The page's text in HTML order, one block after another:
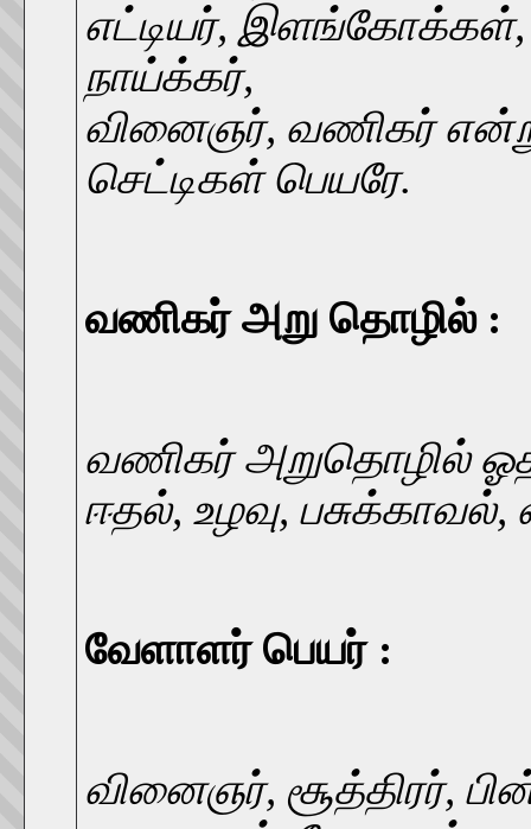
எட்டியர், இளங்கோக்கள்,
நாய்க்கர்,
வினைஞர், வணிகர்
செட்டிகள் பெயரே.
வணிகர் அறு தொழில் :
வணிகர் அறுதொழில்
ஈதல், உழவு,
வேளாளர் பெயர் :
வினைஞர், சூத்திரர்,